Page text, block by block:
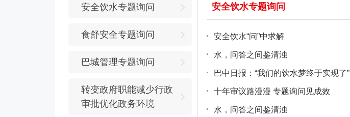
安全饮水专题询问
食舒安全专题询问
巴城管理专题询问
转变政府职能减少行政
审批优化政务环境
安全饮水专题询问
安全饮水“问”中求解
水，问答之间鉴清浊
巴中日报：“我们的饮水梦终于实现了”
十年审议路漫漫 专题询问见成效
水，问答之间鉴清浊